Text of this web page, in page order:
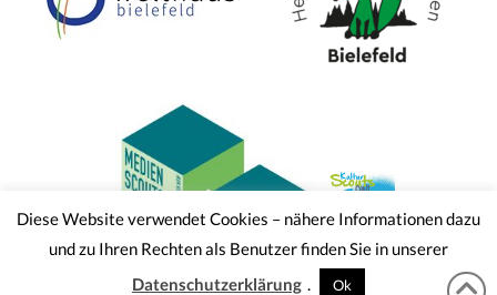
Diese Website verwendet Cookies – nähere Informationen dazu
und zu Ihren Rechten als Benutzer finden Sie in unserer
Datenschutzerklärung . Ok